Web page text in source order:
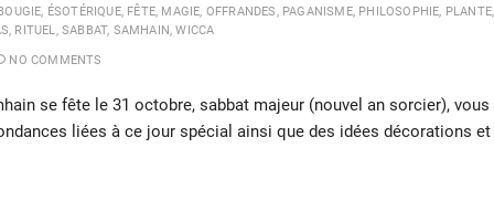
, ÉSOTÉRIQUE, FÊTE, MAGIE, OFFRANDES, PAGANISME, PHILOSOPHIE, PLANTE,
, RITUEL,SABBAT, SAMHAIN,WICCA
NO COMMENTS
se fête le 31 octobre, sabbat majeur (nouvel an sorcier), vous
liées à ce jour spécial ainsi que des idées décorations et